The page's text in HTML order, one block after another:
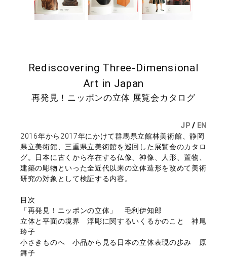
Rediscovering Three-Dimensional
Art in Japan
再発見！ニッポンの立体 展覧会カタログ
JP / EN
2016年から2017年にかけて群馬県立館林美術館、静岡
県立美術館、三重県立美術館を巡回した展覧会のカタロ
グ。日本に古くから存在する仏像、神像、人形、置物、
建築の彫物といった全近代以来の立体造形を改めて美術
研究の対象として検証する内容。
目次
「再発見！ニッポンの立体」 毛利伊知郎
立体と平面の境界 浮彫に関するいくるかのこと 神尾
玲子
小さきものへ 小品から見る日本の立体表現の歩み 原
舞子